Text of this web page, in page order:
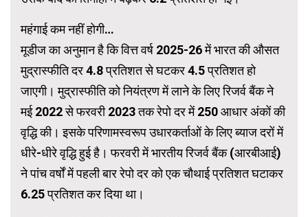
महंगाई कम नहीं होगी…
मूडीज का अनुमान है कि वित्त वर्ष 2025-26 में भारत की औसत
मुद्रास्फीति दर 4.8 प्रतिशत से घटकर 4.5 प्रतिशत हो
जाएगी। मुद्रास्फीति को नियंत्रण में लाने के लिए रिजर्व बैंक ने
मई 2022 से फरवरी 2023 तक रेपो दर में 250 आधार अंकों की
वृद्धि की। इसके परिणामस्वरूप उधारकर्ताओं के लिए ब्याज दरों में
धीरे-धीरे वृद्धि हुई है। फरवरी में भारतीय रिजर्व बैंक (आरबीआई)
ने पांच वर्षों में पहली बार रेपो दर को एक चौथाई प्रतिशत घटाकर
6.25 प्रतिशत कर दिया था।